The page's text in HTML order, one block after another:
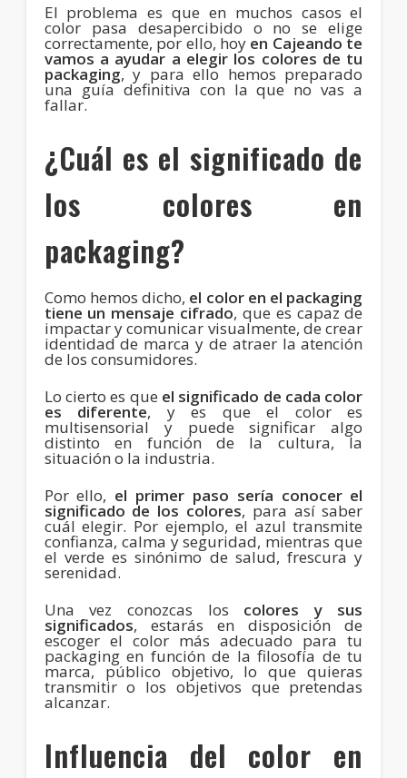
El problema es que en muchos casos el
color pasa desapercibido o no se elige
correctamente, por ello, hoy en Cajeando te
vamos a ayudar a elegir los colores de tu
packaging, y para ello hemos preparado
una guía definitiva con la que no vas a
fallar.
¿Cuál es el significado de
los colores en
packaging?
Como hemos dicho, el color en el packaging
tiene un mensaje cifrado, que es capaz de
impactar y comunicar visualmente, de crear
identidad de marca y de atraer la atención
de los consumidores.
Lo cierto es que el significado de cada color
es diferente, y es que el color es
multisensorial y puede significar algo
distinto en función de la cultura, la
situación o la industria.
Por ello, el primer paso sería conocer el
significado de los colores, para así saber
cuál elegir. Por ejemplo, el azul transmite
confianza, calma y seguridad, mientras que
el verde es sinónimo de salud, frescura y
serenidad.
Una vez conozcas los colores y sus
significados, estarás en disposición de
escoger el color más adecuado para tu
packaging en función de la filosofía de tu
marca, público objetivo, lo que quieras
transmitir o los objetivos que pretendas
alcanzar.
Influencia del color en